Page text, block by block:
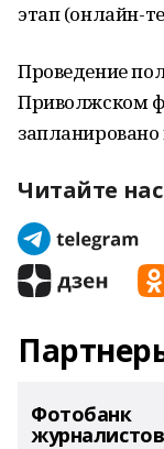
этап (онлайн-
Проведение
Приволжском
запланировано
Читайте нас
Фотобанк